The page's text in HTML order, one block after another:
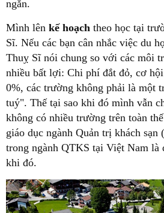
ngắn.
Mình lên kế hoạch theo học tại
Sĩ. Nếu các bạn cân nhắc việc du
Thuỵ Sĩ nói chung so với các môi
nhiều bất lợi: Chi phí đắt đỏ, cơ
0%, các trường không phải là một
tuý". Thế tại sao khi đó mình vẫn
không có nhiều trường trên toàn
giáo dục ngành Quản trị khách
trong ngành QTKS tại Việt Nam là
khi đó.